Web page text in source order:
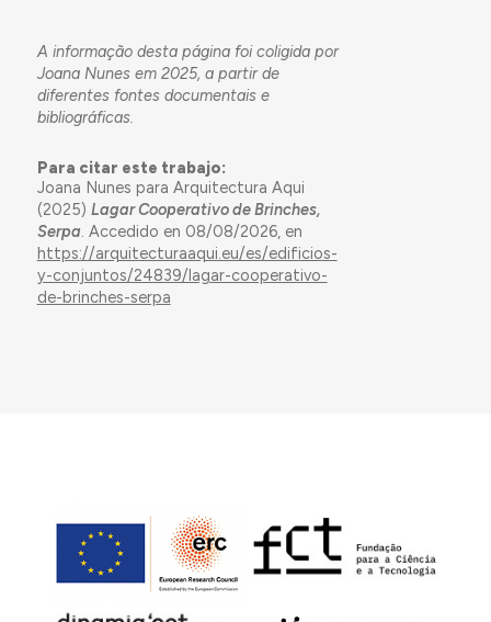
A informação desta página foi coligida por
Joana Nunes em 2025, a partir de
diferentes fontes documentais e
bibliográficas.
Para citar este trabajo:
Joana Nunes para Arquitectura Aqui
(2025) Lagar Cooperativo de Brinches,
Serpa. Accedido en 08/08/2026, en
https://arquitecturaaqui.eu/es/edificios-
y-conjuntos/24839/lagar-cooperativo-
de-brinches-serpa